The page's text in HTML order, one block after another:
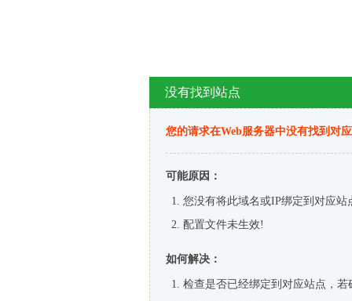
没有找到站点
您的请求在Web服务器中没有找到对
可能原因：
您没有将此域名或IP绑定到对应站
配置文件未生效!
如何解决：
检查是否已经绑定到对应站点，